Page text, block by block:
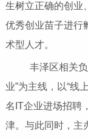
生树立正确的创业
优秀创业苗子进行
术型人才。
丰泽区相关负
业”为主线，以“线
名IT企业进场招聘
津。与此同时，主